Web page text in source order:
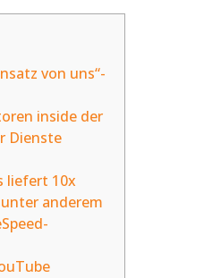
von uns“-
inside der
Dienste
liefert 10x
anderem